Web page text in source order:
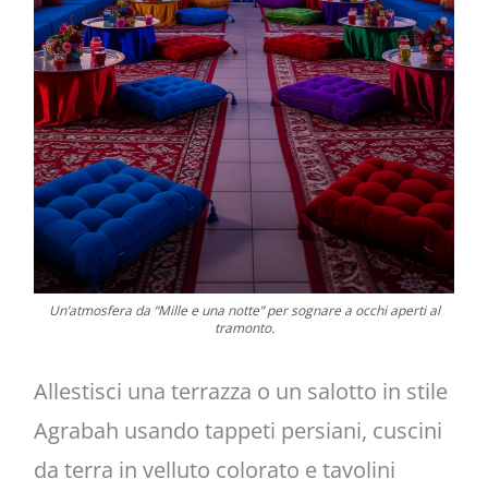
Un’atmosfera da “Mille e una notte” per sognare a occhi aperti al
tramonto.
Allestisci una terrazza o un salotto in stile
Agrabah usando tappeti persiani, cuscini
da terra in velluto colorato e tavolini